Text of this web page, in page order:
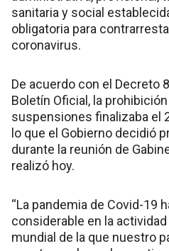
sanitaria y social
obligatoria para
coronavirus.
De acuerdo con el Decreto
Boletín Oficial, la
suspensiones finalizaba el
lo que el Gobierno decidió
durante la reunión de
realizó hoy.
“La pandemia de Covid-19
considerable en la
mundial de la que nuestro